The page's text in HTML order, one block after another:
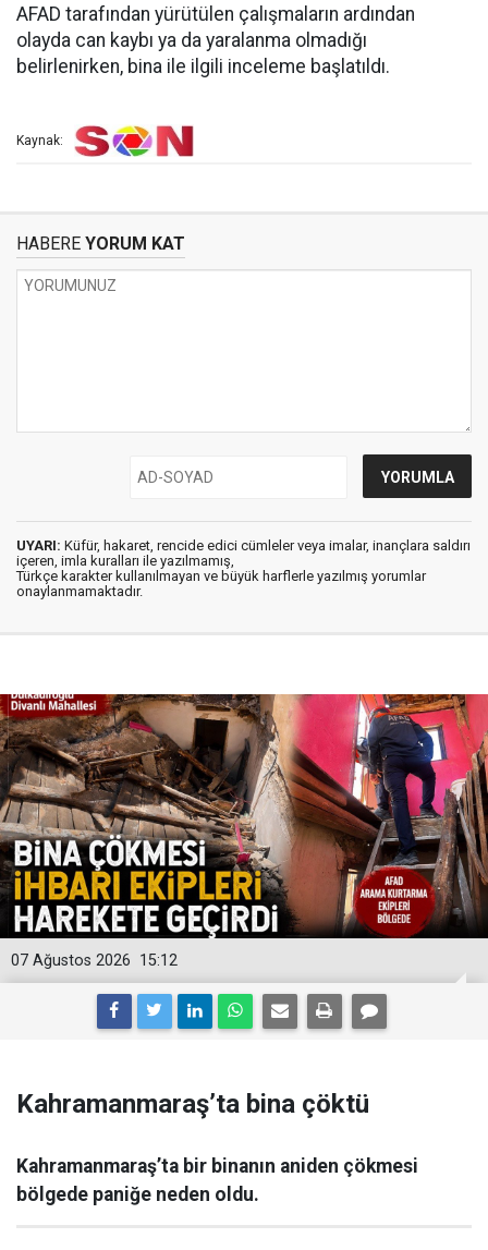
AFAD tarafından yürütülen çalışmaların ardından
olayda can kaybı ya da yaralanma olmadığı
belirlenirken, bina ile ilgili inceleme başlatıldı.
Kaynak:
HABERE YORUM KAT
UYARI: Küfür, hakaret, rencide edici cümleler veya imalar, inançlara saldırı
içeren, imla kuralları ile yazılmamış,
Türkçe karakter kullanılmayan ve büyük harflerle yazılmış yorumlar
onaylanmamaktadır.
15:12
07 Ağustos 2026
Kahramanmaraş’ta bina çöktü
Kahramanmaraş’ta bir binanın aniden çökmesi
bölgede paniğe neden oldu.